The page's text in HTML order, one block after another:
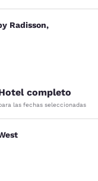
Radisson,
Radisson,
Bueno. 304 reseñas
completo
las fechas seleccionadas
Bueno. 900 reseñas